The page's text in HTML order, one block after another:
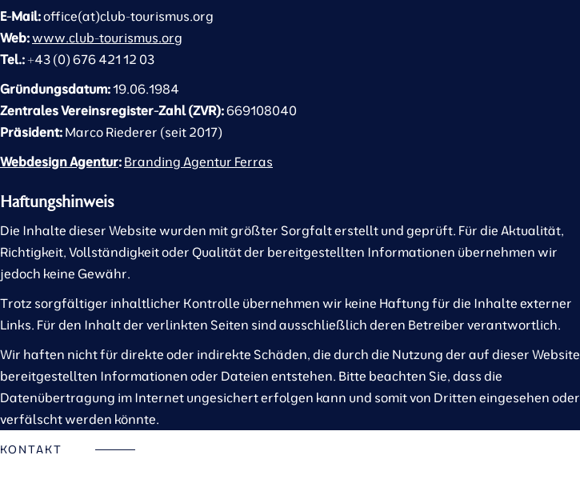
n
t
E-Mail:office(at)club-tourismus.org
Web:www.club-tourismus.org
Tel.:+43 (0) 676 421 12 03
Gründungsdatum:19.06.1984
Zentrales Vereinsregister-Zahl (ZVR):669108040
Präsident: Marco Riederer (seit 2017)
Webdesign Agentur: Branding Agentur Ferras
Haftungshinweis
Die Inhalte dieser Website wurden mit größter Sorgfalt erstellt und geprüft. Für die Aktualität,
Richtigkeit, Vollständigkeit oder Qualität der bereitgestellten Informationen übernehmen wir
jedoch keine Gewähr.
Trotz sorgfältiger inhaltlicher Kontrolle übernehmen wir keine Haftung für die Inhalte externer
Links. Für den Inhalt der verlinkten Seiten sind ausschließlich deren Betreiber verantwortlich.
Wir haften nicht für direkte oder indirekte Schäden, die durch die Nutzung der auf dieser Website
bereitgestellten Informationen oder Dateien entstehen. Bitte beachten Sie, dass die
Datenübertragung im Internet ungesichert erfolgen kann und somit von Dritten eingesehen oder
verfälscht werden könnte.
KONTAKT